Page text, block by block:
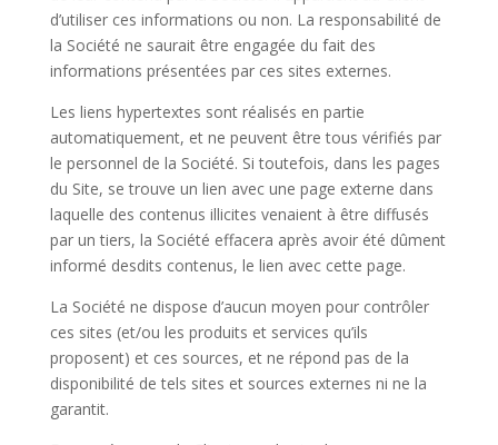
d’utiliser ces informations ou non. La responsabilité de
la Société ne saurait être engagée du fait des
informations présentées par ces sites externes.
Les liens hypertextes sont réalisés en partie
automatiquement, et ne peuvent être tous vérifiés par
le personnel de la Société. Si toutefois, dans les pages
du Site, se trouve un lien avec une page externe dans
laquelle des contenus illicites venaient à être diffusés
par un tiers, la Société effacera après avoir été dûment
informé desdits contenus, le lien avec cette page.
La Société ne dispose d’aucun moyen pour contrôler
ces sites (et/ou les produits et services qu’ils
proposent) et ces sources, et ne répond pas de la
disponibilité de tels sites et sources externes ni ne la
garantit.